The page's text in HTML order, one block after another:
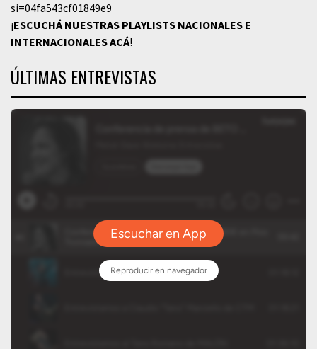
si=04fa543cf01849e9
¡ESCUCHÁ NUESTRAS PLAYLISTS NACIONALES E
INTERNACIONALESACÁ!
ÚLTIMAS ENTREVISTAS